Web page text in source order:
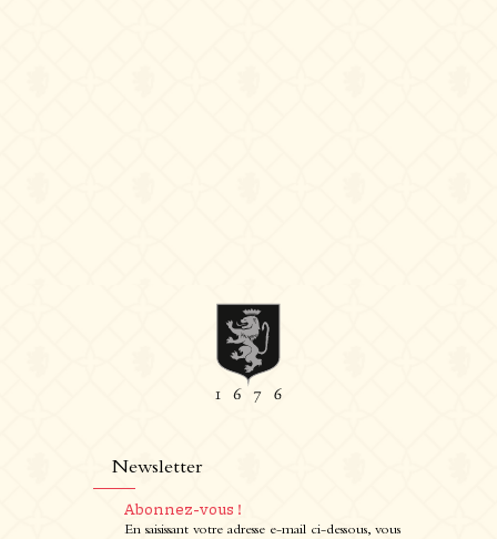
Newsletter
Abonnez-vous !
En saisissant votre adresse e-mail ci-dessous, vous